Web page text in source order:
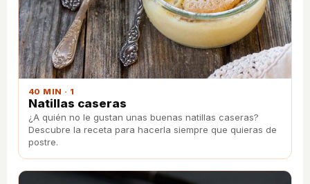
40 MIN · 1
Natillas caseras
¿A quién no le gustan unas buenas natillas caseras?
Descubre la receta para hacerla siempre que quieras de
postre.